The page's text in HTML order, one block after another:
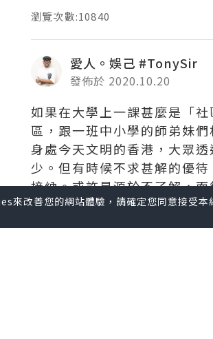
瀏覽次數:10840
愛人。娛己 #TonySir
發佈於 2020.10.20
如果在大學上一課甚麼是「
區，跟一班中小學的師弟妹
身處今天文明的香港，大眾
少。但有時候不求甚解的優
接納。或許是源於不了解，
份同理心。
來改善您的網站體驗，請確定您同意接受本